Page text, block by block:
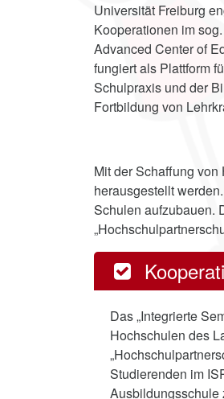
Universität Freiburg
Kooperationen im
Advanced Center of
fungiert als Plattform
Schulpraxis und der
Fortbildung von
Mit der Schaffung
herausgestellt
Schulen aufzubauen.
Das „Integrierte
Hochschulen des
Studierenden im
Ausbildungsschule